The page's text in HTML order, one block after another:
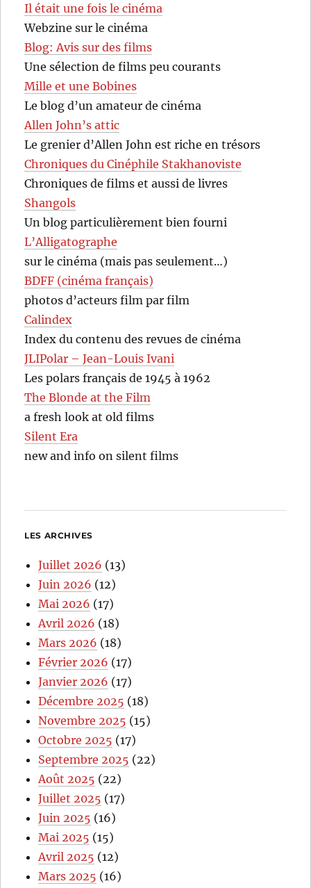
Il était une fois le cinéma
Webzine sur le cinéma
Blog: Avis sur des films
Une sélection de films peu courants
Mille et une Bobines
Le blog d’un amateur de cinéma
Allen John’s attic
Le grenier d’Allen John est riche en trésors
Chroniques du Cinéphile Stakhanoviste
Chroniques de films et aussi de livres
Shangols
Un blog particulièrement bien fourni
L’Alligatographe
sur le cinéma (mais pas seulement…)
BDFF (cinéma français)
photos d’acteurs film par film
Calindex
Index du contenu des revues de cinéma
JLIPolar – Jean-Louis Ivani
Les polars français de 1945 à 1962
The Blonde at the Film
a fresh look at old films
Silent Era
new and info on silent films
LES ARCHIVES
Juillet 2026 (13)
Juin 2026 (12)
Mai 2026 (17)
Avril 2026 (18)
Mars 2026 (18)
Février 2026 (17)
Janvier 2026 (17)
Décembre 2025 (18)
Novembre 2025 (15)
Octobre 2025 (17)
Septembre 2025 (22)
Août 2025 (22)
Juillet 2025 (17)
Juin 2025 (16)
Mai 2025 (15)
Avril 2025 (12)
Mars 2025 (16)